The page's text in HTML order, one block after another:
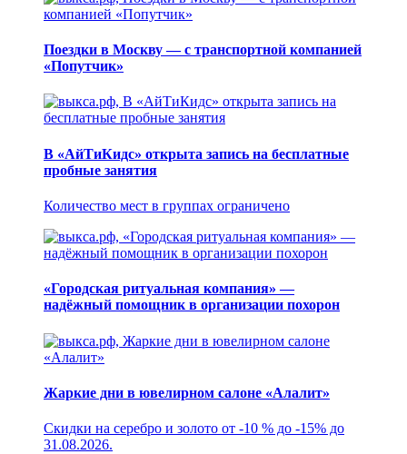
Поездки в Москву — с транспортной компанией
«Попутчик»
В «АйТиКидс» открыта запись на бесплатные
пробные занятия
Количество мест в группах ограничено
«Городская ритуальная компания» —
надёжный помощник в организации похорон
Жаркие дни в ювелирном салоне «Алалит»
Скидки на серебро и золото от -10 % до -15% до
31.08.2026.